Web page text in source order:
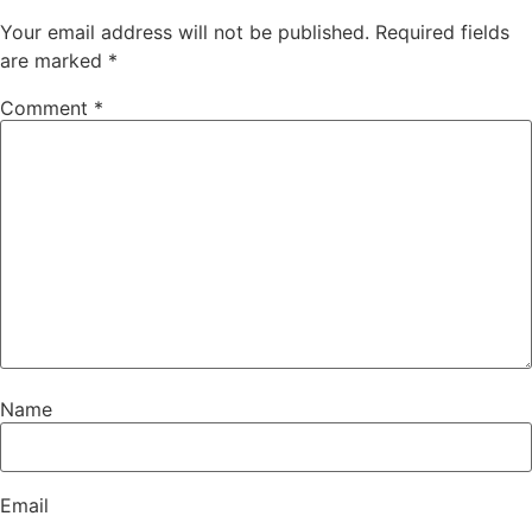
Your email address will not be published. Required fields
are marked *
Comment *
Name
Email